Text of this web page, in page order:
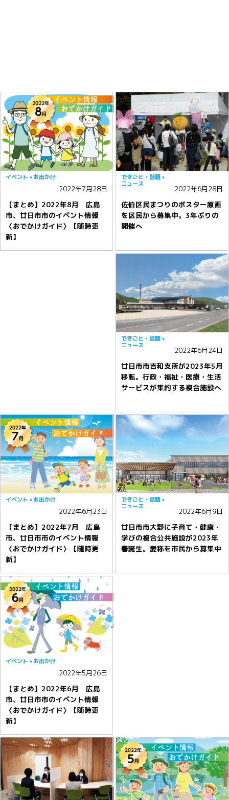
2022年7月28日
【まとめ】2022年8月 広島
市、廿日市市のイベント情報
〈おでかけガイド〉【随時更
新】
イベント お出かけ
2022年6月28日
佐伯区民まつりのポスター原画
を区民から募集中。3年ぶりの
開催へ
できごと・話題
ニュース
2022年6月24日
廿日市市吉和支所が2023年5月
移転。行政・福祉・医療・生活
サービスが集約する複合施設へ
できごと・話題
ニュース
2022年6月23日
【まとめ】2022年7月 広島
市、廿日市市のイベント情報
〈おでかけガイド〉【随時更
新】
イベント お出かけ
2022年6月9日
廿日市市大野に子育て・健康・
学びの複合公共施設が2023年
春誕生。愛称を市民から募集中
できごと・話題
ニュース
2022年5月26日
【まとめ】2022年6月 広島
市、廿日市市のイベント情報
〈おでかけガイド〉【随時更
新】
イベント お出かけ